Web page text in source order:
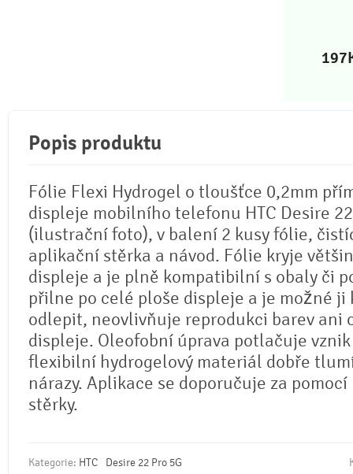
197
Popis produktu
Fólie Flexi Hydrogel o tloušťce 0,2mm
displeje mobilního telefonu HTC Desire
(ilustrační foto), v balení 2 kusy fólie,
aplikační stěrka a návod. Fólie kryje
displeje a je plně kompatibilní s obaly či
přilne po celé ploše displeje a je možné ji
odlepit, neovlivňuje reprodukci barev ani
displeje. Oleofobní úprava potlačuje
flexibilní hydrogelový materiál dobře
nárazy. Aplikace se doporučuje za
stěrky.
Kategorie: HTC Desire 22 Pro 5G